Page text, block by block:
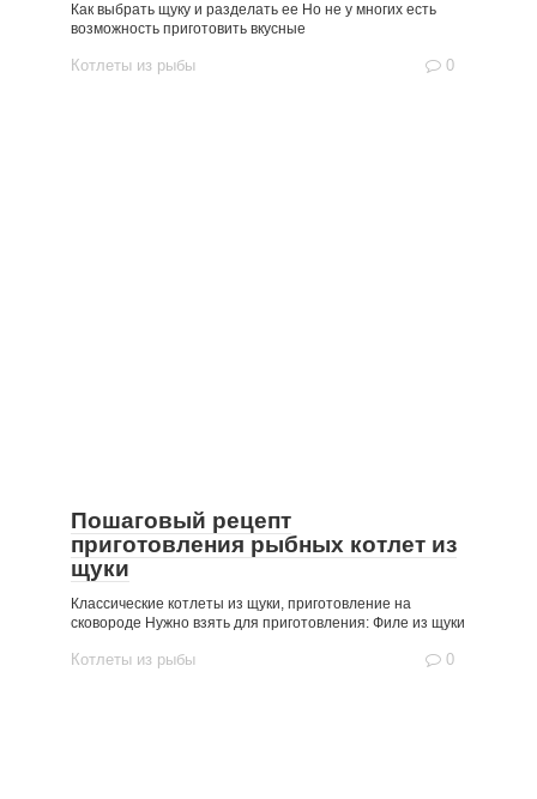
Как выбрать щуку и разделать ее Но не у многих есть
возможность приготовить вкусные
Котлеты из рыбы 0
Пошаговый рецепт
приготовления рыбных котлет из
щуки
Классические котлеты из щуки, приготовление на
сковороде Нужно взять для приготовления: Филе из щуки
Котлеты из рыбы 0